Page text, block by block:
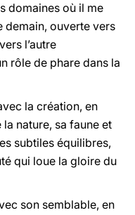
domaines où il me
demain, ouverte vers
l’autre
rôle de phare dans la
la création, en
nature, sa faune et
subtiles équilibres,
qui loue la gloire du
son semblable, en